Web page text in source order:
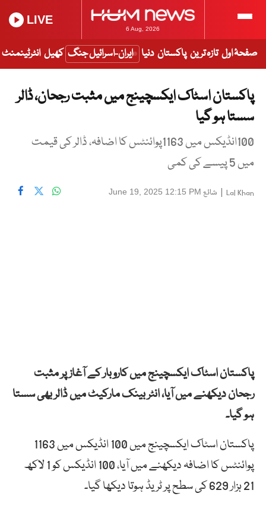
6 Aug, 2026
LIVE
صفحۂ اول تازہ ترین پاکستان دنیا ایران-اسرائیل جنگ کھیل انٹرٹینمنٹ
پاکستان اسٹاک ایکسچینج میں مثبت رجحان، ڈالر
سستا ہو گیا
100انڈیکس میں 1163پوائنٹس کا اضافہ، ڈالر کی قیمت
میں 5 پیسے کی کمی
Lal Khan
| شائع June 19, 2025 12:15 PM
پاکستان اسٹاک ایکسچینج میں کاروبار کے آغاز پر مثبت
رجحان دیکھنے میں آیا، انٹر بینک مارکیٹ میں ڈالر بھی سستا
ہو گیا۔
پاکستان اسٹاک ایکسچینج میں 100 انڈیکس میں 1163
پوائنٹس کا اضافہ دیکھنے میں آیا، 100 انڈیکس کو 1 لاکھ
21 ہزار 629 کی سطح پر ٹریڈ ہوتا دیکھا گیا۔